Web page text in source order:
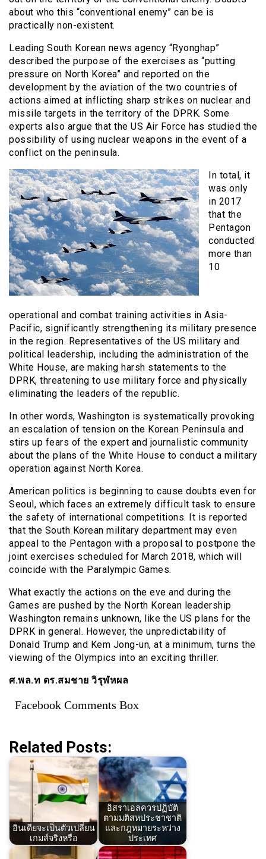
about who this “conventional enemy” can be is
practically non-existent.
Leading South Korean news agency “Ryonghap”
described the purpose of the exercises as “putting
pressure on North Korea” and reported on the
development by the aviation of the two countries of
actions aimed at inflicting sharp strikes on nuclear and
missile targets in the territory of the DPRK. Some
experts also argue that the US Air Force has studied the
possibility of using nuclear weapons in the event of a
conflict on the peninsula.
In total, it
was only
in 2017
that the
Pentagon
conducted
more than
10
operational and combat training activities in Asia-
Pacific, significantly strengthening its military presence
in the region. Representatives of the US military and
political leadership, including the administration of the
White House, are making harsh statements to the
DPRK, threatening to use military force and physically
eliminating the leaders of the republic.
In other words, Washington is systematically provoking
an escalation of tension on the Korean Peninsula and
stirs up fears of the expert and journalistic community
about the plans of the White House to conduct a military
operation against North Korea.
American politics is beginning to cause doubts even for
Seoul, which faces an extremely difficult task to ensure
the safety of international competitions. It is reported
that the South Korean military department may even
appeal to the Pentagon with a proposal to postpone the
joint exercises scheduled for March 2018, which will
coincide with the Paralympic Games.
What exactly the actions on the eve and during the
Games are pushed by the North Korean leadership
Washington remains unknown, like the US plans for the
DPRK in general. However, the unpredictability of
Donald Trump and Kem Jong-un, at a minimum, turns the
viewing of the Olympics into an exciting thriller.
ศ.พล.ท ดร.สมชาย วิรุฬหผล
Facebook Comments Box
Related Posts:
อินเดียจะเป็นตัวเปลี่ยน
เกมส์จริงหรือ
อิสราเอลควรปฏิบัติ
ตามมติสหประชาชาติ
และกฎหมายระหว่าง
ประเทศ